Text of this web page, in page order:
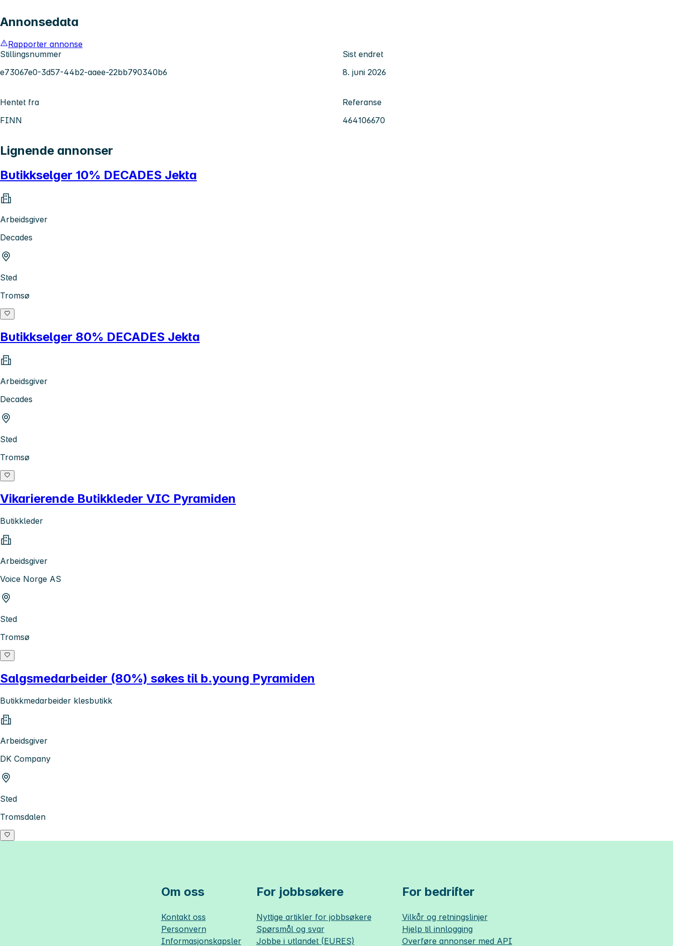
Annonsedata
Rapporter annonse
Stillingsnummer
e73067e0-3d57-44b2-aaee-22bb790340b6
Sist endret
8. juni 2026
Hentet fra
FINN
Referanse
464106670
Lignende annonser
Butikkselger 10% DECADES Jekta
Arbeidsgiver
Decades
Sted
Tromsø
Butikkselger 80% DECADES Jekta
Arbeidsgiver
Decades
Sted
Tromsø
Vikarierende Butikkleder VIC Pyramiden
Butikkleder
Arbeidsgiver
Voice Norge AS
Sted
Tromsø
Salgsmedarbeider (80%) søkes til b.young Pyramiden
Butikkmedarbeider klesbutikk
Arbeidsgiver
DK Company
Sted
Tromsdalen
Om oss
Kontakt oss
Personvern
Informasjonskapsler
For jobbsøkere
Nyttige artikler for jobbsøkere
Spørsmål og svar
Jobbe i utlandet (EURES)
For bedrifter
Vilkår og retningslinjer
Hjelp til innlogging
Overføre annonser med API